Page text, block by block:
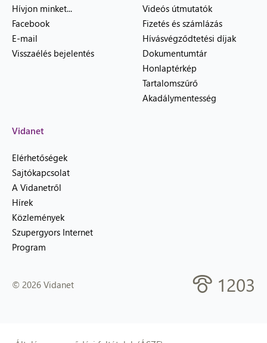
Hívjon minket...
Facebook
E-mail
Visszaélés bejelentés
Videós útmutatók
Fizetés és számlázás
Hívásvégződtetési díjak
Dokumentumtár
Honlaptérkép
Tartalomszűrő
Akadálymentesség
Vidanet
Elérhetőségek
Sajtókapcsolat
A Vidanetről
Hírek
Közlemények
Szupergyors Internet
Program
© 2026 Vidanet 1203